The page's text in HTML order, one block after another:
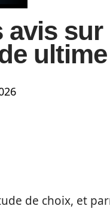
avis sur
de choix, et